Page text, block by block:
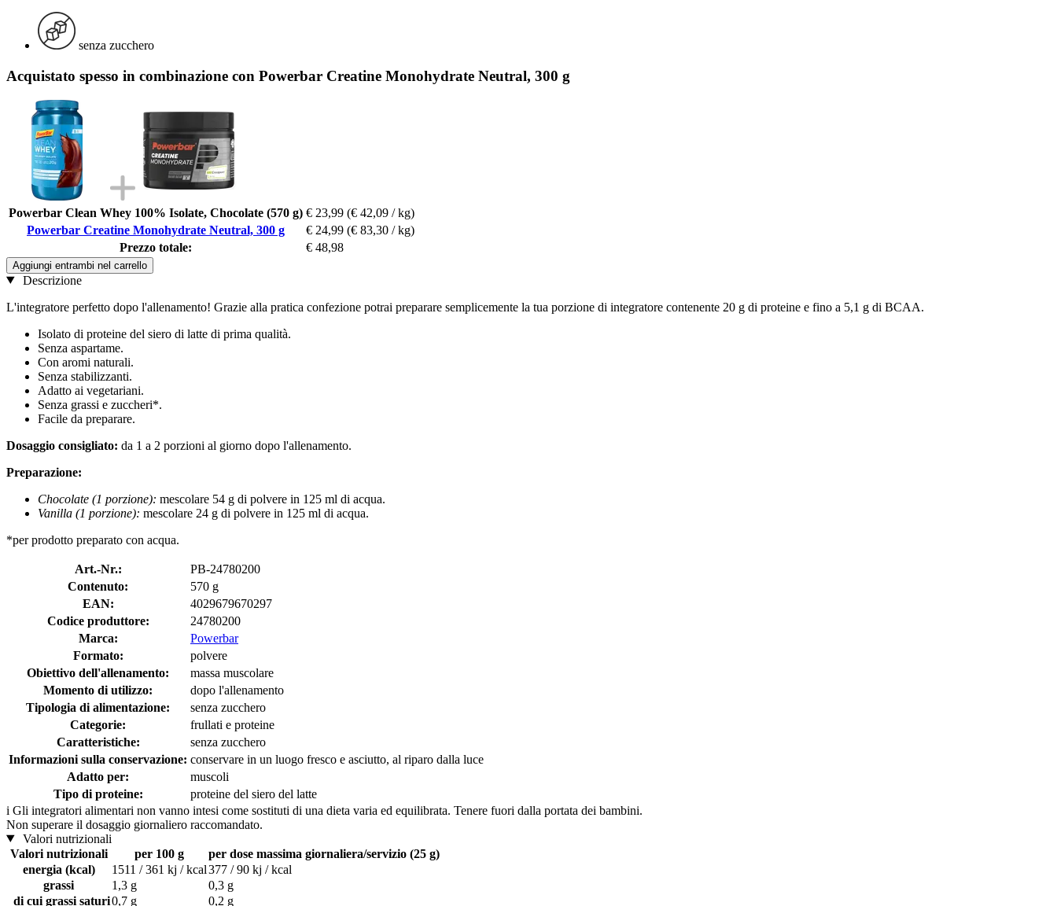
senza zucchero
Acquistato spesso in combinazione con Powerbar Creatine Monohydrate Neutral, 300 g
Powerbar Clean Whey 100% Isolate, Chocolate (570 g) € 23,99 (€ 42,09 / kg)
Powerbar Creatine Monohydrate Neutral, 300 g
€ 24,99 (€ 83,30 / kg)
Prezzo totale:
€ 48,98
Aggiungi entrambi nel carrello
Descrizione
L'integratore perfetto dopo l'allenamento! Grazie alla pratica confezione potrai preparare semplicemente la tua porzione di integratore contenente 20 g di proteine e fino a 5,1 g di BCAA.
Isolato di proteine ​​del siero di latte di prima qualità.
Senza aspartame.
Con aromi naturali.
Senza stabilizzanti.
Adatto ai vegetariani.
Senza grassi e zuccheri*.
Facile da preparare.
Dosaggio consigliato: da 1 a 2 porzioni al giorno dopo l'allenamento.
Preparazione:
Chocolate (1 porzione): mescolare 54 g di polvere in 125 ml di acqua.
Vanilla (1 porzione): mescolare 24 g di polvere in 125 ml di acqua.
*per prodotto preparato con acqua.
Art.-Nr.:
PB-24780200
Contenuto:
570 g
EAN:
4029679670297
Codice produttore:
24780200
Marca:
Powerbar
Formato:
polvere
Obiettivo dell'allenamento:
massa muscolare
Momento di utilizzo:
dopo l'allenamento
Tipologia di alimentazione:
senza zucchero
Categorie:
frullati e proteine
Caratteristiche:
senza zucchero
Informazioni sulla conservazione: conservare in un luogo fresco e asciutto, al riparo dalla luce
Adatto per:
muscoli
Tipo di proteine:
proteine ​​del siero del latte
i Gli integratori alimentari non vanno intesi come sostituti di una dieta varia ed equilibrata. Tenere fuori dalla portata dei bambini.
Non superare il dosaggio giornaliero raccomandato.
Valori nutrizionali
Valori nutrizionali
per 100 g
per dose massima giornaliera/servizio (25 g)
energia (kcal)
1511 / 361 kj / kcal377 / 90 kj / kcal
grassi
1,3 g
0,3 g
di cui grassi saturi0,7 g
0,2 g